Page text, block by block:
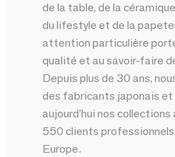
de la table, de la
du lifestyle et de la
attention particulière
qualité et au savoir-faire
Depuis plus de 30 ans,
des fabricants japonais
aujourd’hui nos collections
550 clients professionnels
Europe.